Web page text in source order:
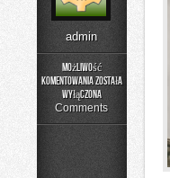
admin
Możliwość
komentowania
Europie
została
wyłączona
Comments